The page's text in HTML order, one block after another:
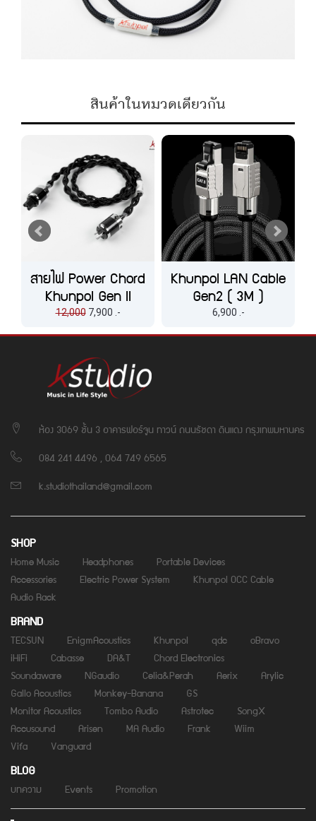
สินค้าในหมวดเดียวกัน
สายไฟ Power Chord
Khunpol Gen ll
12,0007,900 .-
Khunpol LAN Cable
Gen2 ( 3M )
6,900 .-
ห้อง 3069 ชั้น 3 อาคารฟอร์จูน ทาวน์ ถนนรัชดา ดินแดง กรุงเทพมหานคร
084 241 4496 , 064 749 6565
k.studiothailand@gmail.com
SHOP
Home Music Headphones
Portable Devices
Accessories
Electric Power System
Khunpol OCC Cable
Audio Rack
BRAND
TECSUN EnigmAcoustics Khunpol qdc
oBravo
iHiFi
Cabasse DA&T
Chord Electronics
Soundaware
NGaudio Celia&Perah Aerix
Arylic
Gallo Acoustics
Monkey-Banana
GS
Monitor Acoustics
Tombo Audio Astrotec
SongX
Accusound
Arisen MA Audio Frank
Wiim
Vifa
Vanguard
BLOG
บทความ Events Promotion